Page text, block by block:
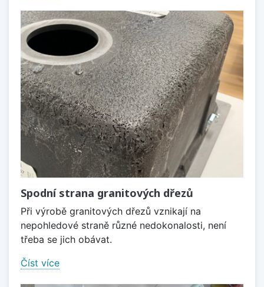
Spodní strana granitových dřezů
Při výrobě granitových dřezů vznikají na
nepohledové straně různé nedokonalosti, není
třeba se jich obávat.
Číst více